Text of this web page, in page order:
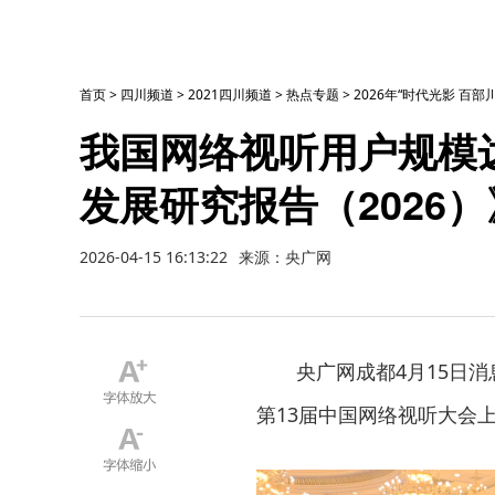
首页> 四川频道 >2021四川频道 >热点专题 >2026年“时代光影 百部
我国网络视听用户规
发展研究报告（2026
2026-04-15 16:13:22 来源：央广网
央广网成都4月15日
第13届中国网络视听大会